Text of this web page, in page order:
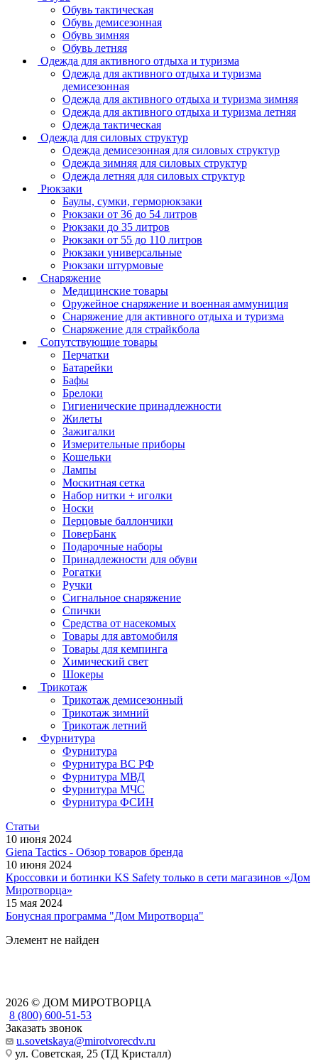
Обувь тактическая
Обувь демисезонная
Обувь зимняя
Обувь летняя
Одежда для активного отдыха и туризма
Одежда для активного отдыха и туризма
демисезонная
Одежда для активного отдыха и туризма зимняя
Одежда для активного отдыха и туризма летняя
Одежда тактическая
Одежда для силовых структур
Одежда демисезонная для силовых структур
Одежда зимняя для силовых структур
Одежда летняя для силовых структур
Рюкзаки
Баулы, сумки, герморюкзаки
Рюкзаки от 36 до 54 литров
Рюкзаки до 35 литров
Рюкзаки от 55 до 110 литров
Рюкзаки универсальные
Рюкзаки штурмовые
Снаряжение
Медицинские товары
Оружейное снаряжение и военная аммуниция
Снаряжение для активного отдыха и туризма
Снаряжение для страйкбола
Сопутствующие товары
Перчатки
Батарейки
Бафы
Брелоки
Гигиенические принадлежности
Жилеты
Зажигалки
Измерительные приборы
Кошельки
Лампы
Москитная сетка
Набор нитки + иголки
Носки
Перцовые баллончики
ПоверБанк
Подарочные наборы
Принадлежности для обуви
Рогатки
Ручки
Сигнальное снаряжение
Спички
Средства от насекомых
Товары для автомобиля
Товары для кемпинга
Химический свет
Шокеры
Трикотаж
Трикотаж демисезонный
Трикотаж зимний
Трикотаж летний
Фурнитура
Фурнитура
Фурнитура ВС РФ
Фурнитура МВД
Фурнитура МЧС
Фурнитура ФСИН
Статьи
10 июня 2024
Giena Tactics - Обзор товаров бренда
10 июня 2024
Кроссовки и ботинки KS Safety только в сети магазинов «Дом
Миротворца»
15 мая 2024
Бонусная программа "Дом Миротворца"
Элемент не найден
2026 © ДОМ МИРОТВОРЦА
8 (800) 600-51-53
Заказать звонок
u.sovetskaya@mirotvorecdv.ru
ул. Советская, 25 (ТД Кристалл)